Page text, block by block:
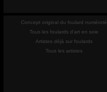
Concept original du foulard numéroté
Tous les foulards d'art en soie
Artistes déjà sur foulards
Tous les artistes